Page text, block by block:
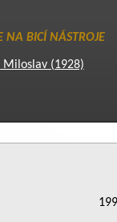
NA BICÍ NÁSTROJE
Miloslav (1928)